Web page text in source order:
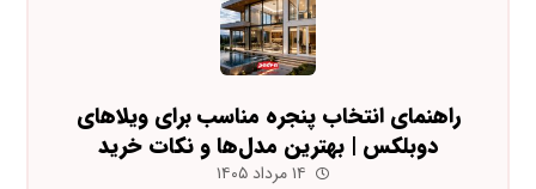
راهنمای انتخاب پنجره مناسب برای ویلاهای
دوبلکس | بهترین مدل‌ها و نکات خرید
۱۴ مرداد ۱۴۰۵